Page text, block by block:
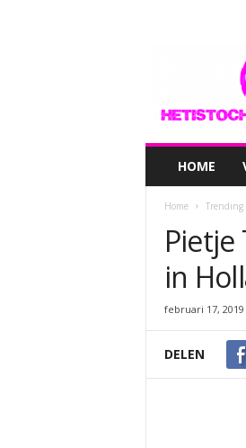
HOME
Home Trending
Pietje
in
februari 17, 2019
DELEN